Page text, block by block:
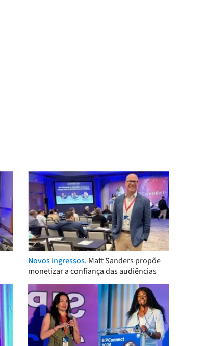
Novos ingressos. Matt Sanders propõe
monetizar a confiança das audiências